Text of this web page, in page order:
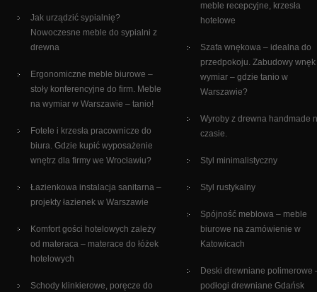
Jak urządzić sypialnię?
Nowoczesne meble do sypialni z
drewna
Ergonomiczne meble biurowe –
stoły konferencyjne do firm. Meble
na wymiar w Warszawie – tanio!
Fotele i krzesła pracownicze do
biura. Gdzie kupić wyposażenie
wnętrz dla firmy we Wrocławiu?
Łazienkowa instalacja sanitarna –
projekty łazienek w Warszawie
Komfort gości hotelowych zależy
od materaca – materace do łóżek
hotelowych
Schody klinkierowe, poręcze do
meble recepcyjne, krzesła
hotelowe
Szafa wnękowa – idealna do
przedpokoju. Zabudowy
wymiar – gdzie tanio w
Warszawie?
Wyroby z drewna handmade
czasie.
Styl minimalistyczny
Styl rustykalny
Spójność meblowa – meble
biurowe na zamówienie w
Katowicach
Deski drewniane polimerowe
podłogi drewniane Gdańsk